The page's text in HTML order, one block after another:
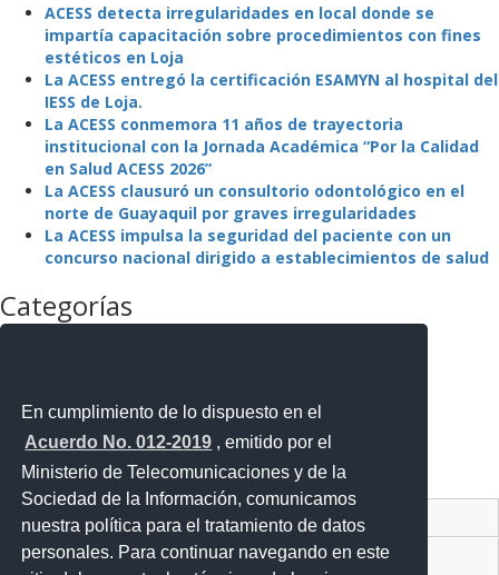
En cumplimiento de lo dispuesto en el
Acuerdo No. 012-2019 , emitido por el
Ministerio de Telecomunicaciones y de la
Sociedad de la Información, comunicamos
nuestra política para el tratamiento de datos
personales. Para continuar navegando en este
ACESS detecta irregularidades en local donde se
impartía capacitación sobre procedimientos con fines
estéticos en Loja
La ACESS entregó la certificación ESAMYN al hospital del
IESS de Loja.
La ACESS conmemora 11 años de trayectoria
institucional con la Jornada Académica “Por la Calidad
en Salud ACESS 2026”
La ACESS clausuró un consultorio odontológico en el
norte de Guayaquil por graves irregularidades
La ACESS impulsa la seguridad del paciente con un
concurso nacional dirigido a establecimientos de salud
Categorías
Noticias
Noticias Destacadas
Programas y Servicios
Sin categoría
Contacto Ciudadano Digital
Portal Trámites Ciudadanos